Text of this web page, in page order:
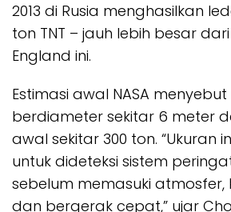
2013 di Rusia menghasilkan
ton TNT – jauh lebih besar
England ini.
Estimasi awal NASA
berdiameter sekitar 6 meter
awal sekitar 300 ton. “Ukuran
untuk dideteksi sistem
sebelum memasuki
dan bergerak cepat,” ujar